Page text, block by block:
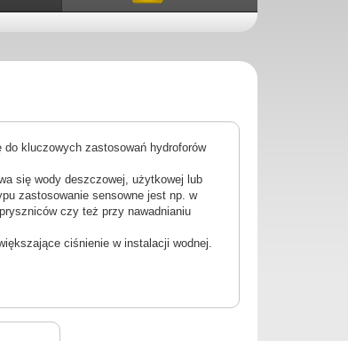
kluczowych zastosowań hydroforów
się wody deszczowej, użytkowej lub
zastosowanie sensowne jest np. w
czy też przy nawadnianiu
ciśnienie w instalacji wodnej.